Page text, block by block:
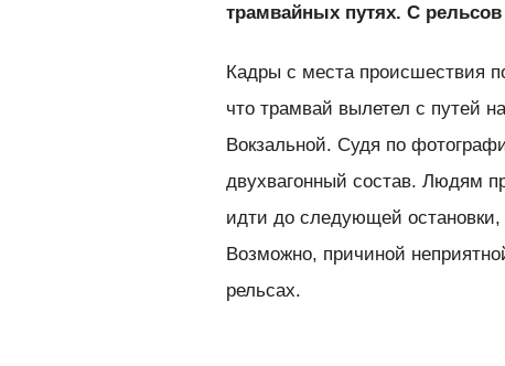
трамвайных путях. С
Кадры с места происшествия
что трамвай вылетел с путей
Вокзальной. Судя по
двухвагонный состав. Людям
идти до следующей остановки,
Возможно, причиной
рельсах.